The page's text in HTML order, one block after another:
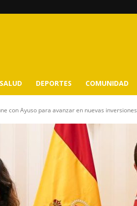
SALUD DEPORTES COMUNIDAD
con Ayuso para avanzar en nuevas inversiones